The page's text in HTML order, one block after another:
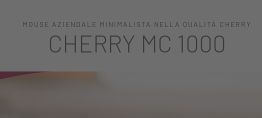
MOUSE AZIENDALE MINIMALISTA NELLA QUALITÀ CHERRY
CHERRY MC 1000